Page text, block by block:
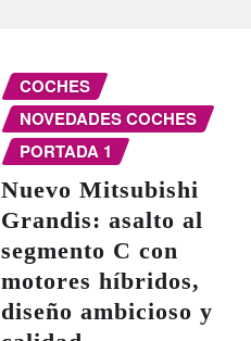
COCHES
NOVEDADES COCHES
PORTADA 1
Nuevo Mitsubishi
Grandis: asalto al
segmento C con
motores híbridos,
diseño ambicioso y